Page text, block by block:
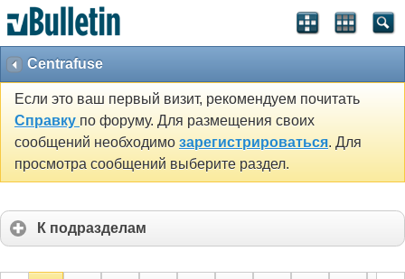
Centrafuse
Если это ваш первый визит, рекомендуем почитать
Справку по форуму. Для размещения своих
сообщений необходимо зарегистрироваться. Для
просмотра сообщений выберите раздел.
К подразделам